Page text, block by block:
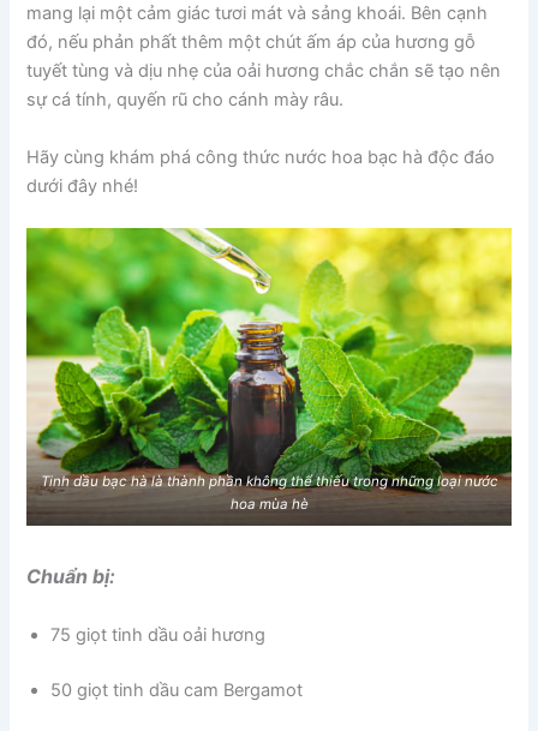
mang lại một cảm giác tươi mát và sảng khoái. Bên cạnh
đó, nếu phản phất thêm một chút ấm áp của hương gỗ
tuyết tùng và dịu nhẹ của oải hương chắc chắn sẽ tạo nên
sự cá tính, quyến rũ cho cánh mày râu.
Hãy cùng khám phá công thức nước hoa bạc hà độc đáo
dưới đây nhé!
Tinh dầu bạc hà là thành phần không thể thiếu trong những loại nước
hoa mùa hè
Chuẩn bị:
75 giọt tinh dầu oải hương
50 giọt tinh dầu cam Bergamot